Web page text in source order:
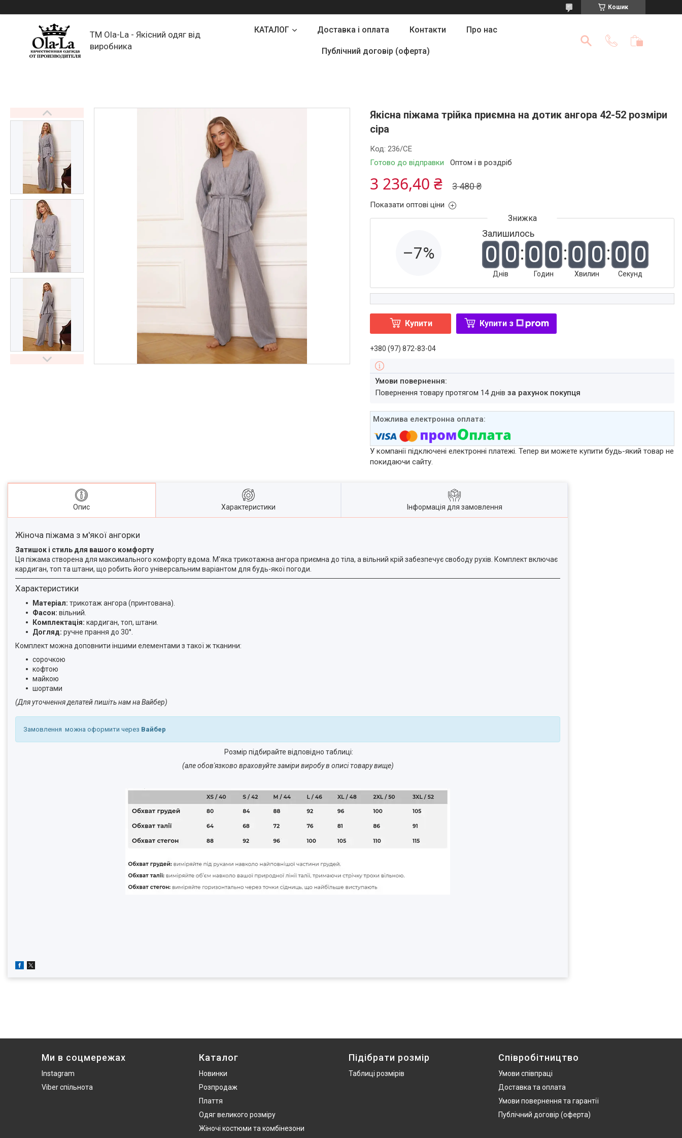
Кошик
TM Ola-La - Якісний одяг від
виробника
КАТАЛОГ Доставка і оплата Контакти Про нас
Публічний договір (оферта)
Якісна піжама трійка приємна на дотик ангора 42-52 розміри
сіра
Готово до відправки Оптом і в роздріб
Код:236/СЕ
3 480 ₴
3 236,40 ₴
Показати оптові ціни
–7%
Залишилось
0 0
Днів
0 0
Годин
0 0
Хвилин
0 0
Секунд
Купити Купити з
+380 (97) 872-83-04
повернення товару протягом 14 днівза рахунок покупця
У компанії підключені електронні платежі. Тепер ви можете купити будь-який товар не
покидаючи сайту.
Опис Характеристики Інформація для замовлення
Жіноча піжама з м'якої ангорки
Затишок і стиль для вашого комфорту
Ця піжама створена для максимального комфорту вдома. М'яка трикотажна ангора приємна до тіла, а вільний крій забезпечує свободу рухів. Комплект включає
кардиган, топ та штани, що робить його універсальним варіантом для будь-якої погоди.
Характеристики
Матеріал: трикотаж ангора (принтована).
Фасон: вільний.
Комплектація: кардиган, топ, штани.
Догляд: ручне прання до 30°.
Комплект можна доповнити іншими елементами з такої ж тканини:
сорочкою
кофтою
майкою
шортами
(Для уточнення делатей пишіть нам на Вайбер)
Замовлення можна оформити через Вайбер
Розмір підбирайте відповідно таблиці:
(але обов'язково враховуйте заміри виробу в описі товару вище)
Ми в соцмережах
Instagram
Viber спільнота
Каталог
Новинки
Розпродаж
Плаття
Одяг великого розміру
Жіночі костюми та комбінезони
Підібрати розмір
Таблиці розмірів
Співробітництво
Умови співпраці
Доставка та оплата
Умови повернення та гарантії
Публічний договір (оферта)